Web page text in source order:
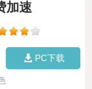
加速
PC下载